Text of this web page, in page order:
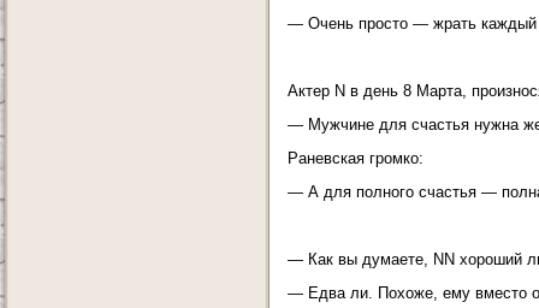
— Очень просто — жрать каждый
Актер N в день 8 Марта,
— Мужчине для счастья нужна
Раневская громко:
— А для полного счастья —
— Как вы думаете, NN хороший
— Едва ли. Похоже, ему вместо